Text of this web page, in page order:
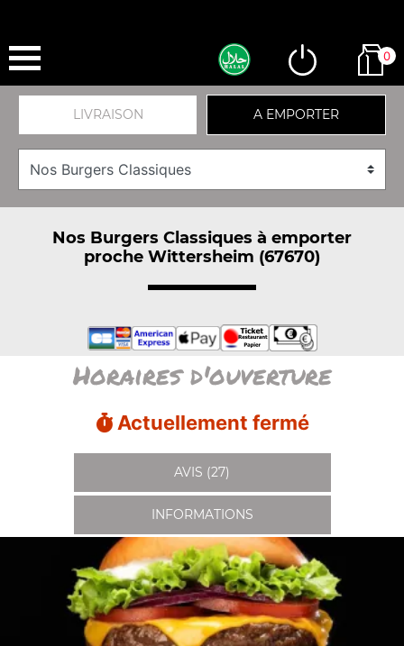
0
LIVRAISON A EMPORTER
Nos Burgers Classiques à emporter
proche Wittersheim (67670)
Horaires d'ouverture
Actuellement fermé
AVIS (27)
INFORMATIONS